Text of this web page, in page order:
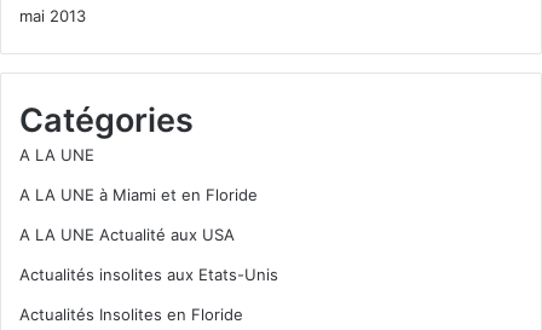
mai 2013
Catégories
A LA UNE
A LA UNE à Miami et en Floride
A LA UNE Actualité aux USA
Actualités insolites aux Etats-Unis
Actualités Insolites en Floride